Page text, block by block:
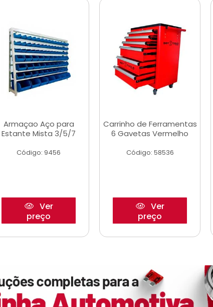
Armaçao Aço para
Estante Mista 3/5/7
Código: 9456
Ver
preço
Carrinho de Ferramentas
6 Gavetas Vermelho
Código: 58536
Ver
preço